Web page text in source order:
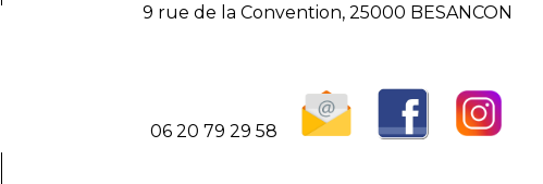
9 rue de la Convention, 25000 BESANCON
06 20 79 29 58